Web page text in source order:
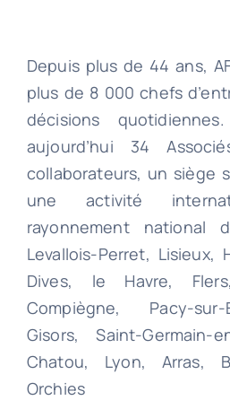
Depuis plus de 44 ans,
plus de 8 000 chefs
décisions
aujourd’hui 34
collaborateurs, un siège
une activité
rayonnement national
Levallois-Perret, Lisieux,
Dives, le Havre,
Compiègne, Pacy-
Gisors, Saint-Germain-
Chatou, Lyon, Arras,
Orchies